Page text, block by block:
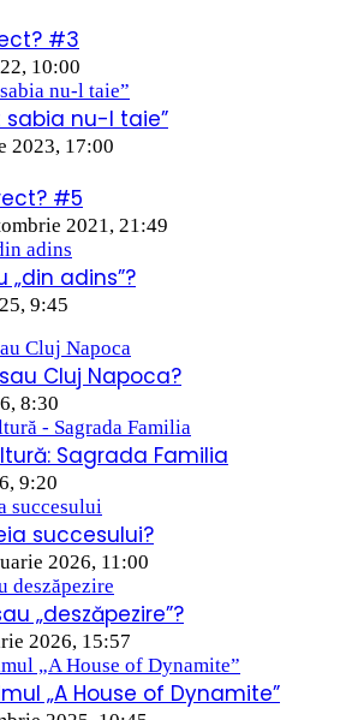
#3
10:00
sabia nu-l taie”
2023, 17:00
#5
2021, 21:49
„din adins”?
9:45
Cluj Napoca?
8:30
Sagrada Familia
9:20
succesului?
2026, 11:00
„deszăpezire”?
2026, 15:57
„A House of Dynamite”